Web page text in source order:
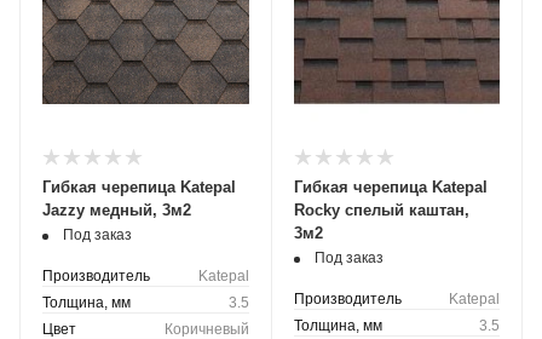
Гибкая черепица Katepal
Jazzy медный, 3м2
Под заказ
Производитель
Katepal
Толщина, мм
3.5
Цвет
Коричневый
Гибкая черепица Katepal
Rocky спелый каштан,
3м2
Под заказ
Производитель
Katepal
Толщина, мм
3.5